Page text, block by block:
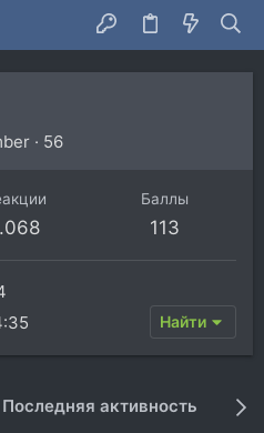
· 56
Баллы
113
Найти
Последняя активность